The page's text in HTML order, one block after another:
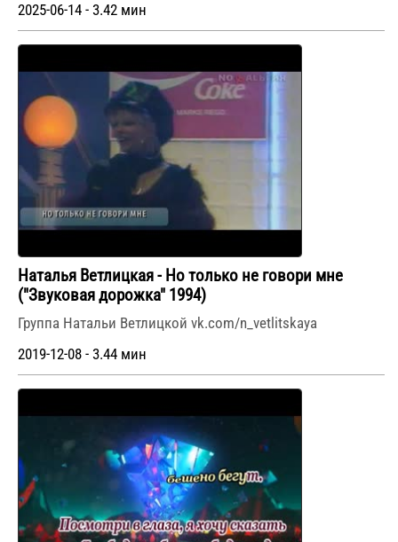
2025-06-14 - 3.42 мин
Наталья Ветлицкая - Но только не говори мне
("Звуковая дорожка" 1994)
Группа Натальи Ветлицкой vk.com/n_vetlitskaya
2019-12-08 - 3.44 мин